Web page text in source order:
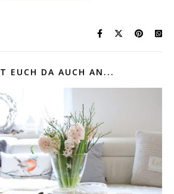
EUCH DA AUCH AN...